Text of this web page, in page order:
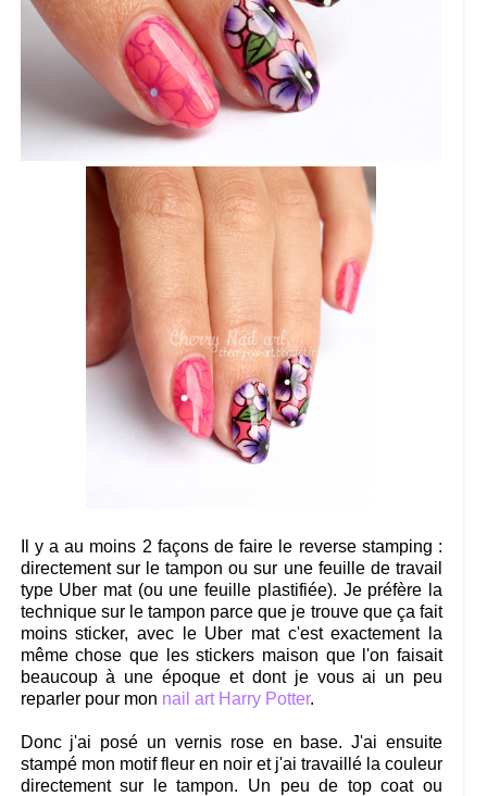
Il y a au moins 2 façons de faire le reverse stamping :
directement sur le tampon ou sur une feuille de travail
type Uber mat (ou une feuille plastifiée). Je préfère la
technique sur le tampon parce que je trouve que ça fait
moins sticker, avec le Uber mat c'est exactement la
même chose que les stickers maison que l'on faisait
beaucoup à une époque et dont je vous ai un peu
reparler pour mon nail art Harry Potter.
Donc j'ai posé un vernis rose en base. J'ai ensuite
stampé mon motif fleur en noir et j'ai travaillé la couleur
directement sur le tampon. Un peu de top coat ou